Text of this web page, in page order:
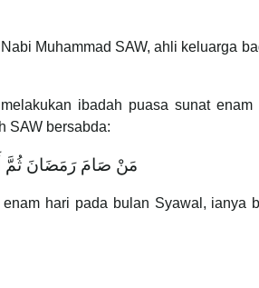
Muhammad SAW, ahli keluarga
ibadah puasa sunat
SAW bersabda:
مَنْ صَامَ رَمَضَانَ ثُمَّ
hari pada bulan Syawal, ianya